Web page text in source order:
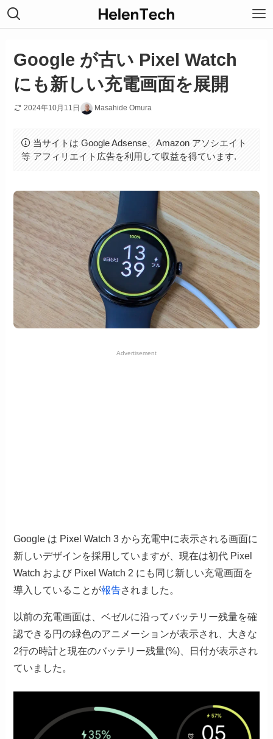
Google が古い Pixel Watch
にも新しい充電画面を展開
2024年10月11日 Masahide Omura
当サイトは Google Adsense、Amazon アソシエイト
等 アフィリエイト広告を利用して収益を得ています.
Advertisement
Google は Pixel Watch 3 から充電中に表示される画面に
新しいデザインを採用していますが、現在は初代 Pixel
Watch および Pixel Watch 2 にも同じ新しい充電画面を
導入していることが報告されました。
以前の充電画面は、ベゼルに沿ってバッテリー残量を確
認できる円の緑色のアニメーションが表示され、大きな
2行の時計と現在のバッテリー残量(%)、日付が表示され
ていました。